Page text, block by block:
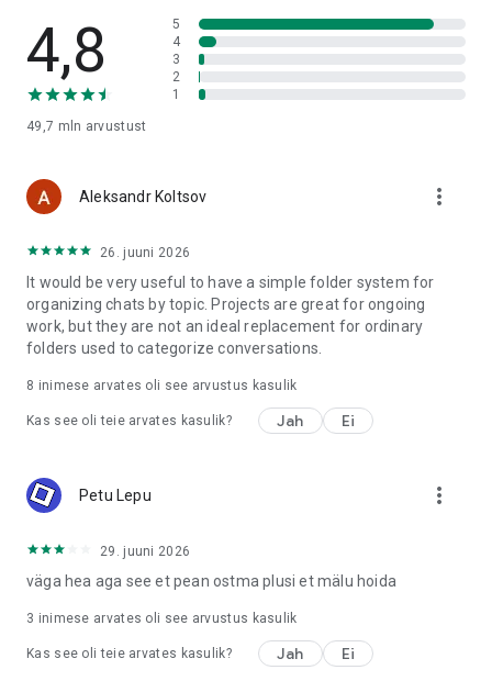
4,8
49,7 mln arvustust
5
4
3
2
1
Aleksandr Koltsov more_vert
26. juuni 2026
It would be very useful to have a simple folder system for
organizing chats by topic. Projects are great for ongoing
work, but they are not an ideal replacement for ordinary
folders used to categorize conversations.
8 inimese arvates oli see arvustus kasulik
Kas see oli teie arvates kasulik? Jah Ei
Petu Lepu more_vert
29. juuni 2026
väga hea aga see et pean ostma plusi et mälu hoida
3 inimese arvates oli see arvustus kasulik
Kas see oli teie arvates kasulik? Jah Ei